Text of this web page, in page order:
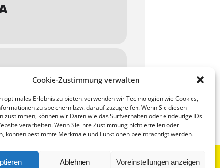
Cookie-Zustimmung verwalten
optimales Erlebnis zu bieten, verwenden wir Technologien wie Cookies,
zu speichern bzw. darauf zuzugreifen. Wenn Sie diesen
zustimmen, können wir Daten wie das Surfverhalten oder eindeutige IDs
verarbeiten. Wenn Sie Ihre Zustimmung nicht erteilen oder
können bestimmte Merkmale und Funktionen beeinträchtigt werden.
Ablehnen Voreinstellungen anzeigen